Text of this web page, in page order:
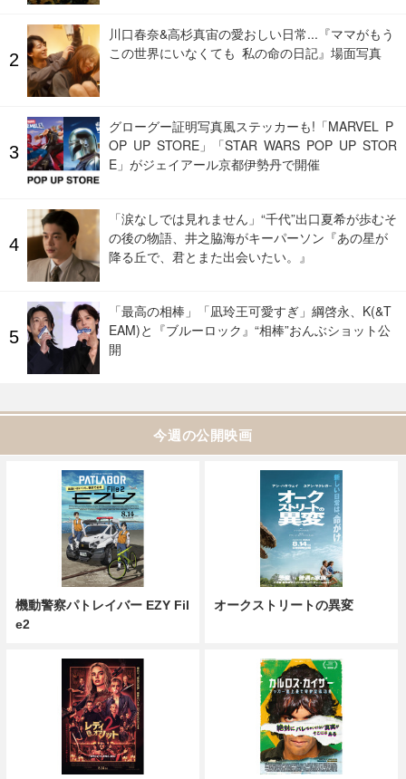
川口春奈&高杉真宙の愛おしい日常...『ママがもう
この世界にいなくても 私の命の日記』場面写真
グローグー証明写真風ステッカーも!「MARVEL P
OP UP STORE」「STAR WARS POP UP STOR
E」がジェイアール京都伊勢丹で開催
「涙なしでは見れません」“千代”出口夏希が歩むそ
の後の物語、井之脇海がキーパーソン『あの星が
降る丘で、君とまた出会いたい。』
「最高の相棒」「凪玲王可愛すぎ」綱啓永、K(&T
EAM)と『ブルーロック』“相棒”おんぶショット公
開
今週の公開映画
機動警察パトレイバー EZY Fil
e2
オークストリートの異変